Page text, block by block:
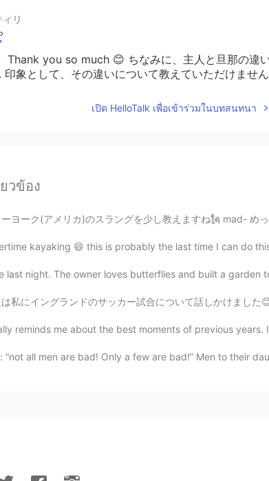
リ
Thank you so much 😊 ちなみに、主人と旦那の違
印象として、その違いについて教えていただけませ
思います😊
ィリ
ありがとうございます‼️とても勉強になります🌿
you 修正ありがとうございます❤️ Thank you 😊
เปิด HelloTalk เพื่อเข้าร่วมในบทสนทนา
วข้อง
(アメリカ)のスラングを少し教えますね🗽 mad- めっちゃ(これ毎日使ってます) those
kayaking 😄 this is probably the last time I can do
last night. The owner loves butterflies and built a garden
ンドのサッカー試合について話しかけました😊 イングランドのT-shirtを着ていますから 本当にイギリスのイ
reminds me about the best moments of previous years.
“not all men are bad! Only a few are bad!” Men to their